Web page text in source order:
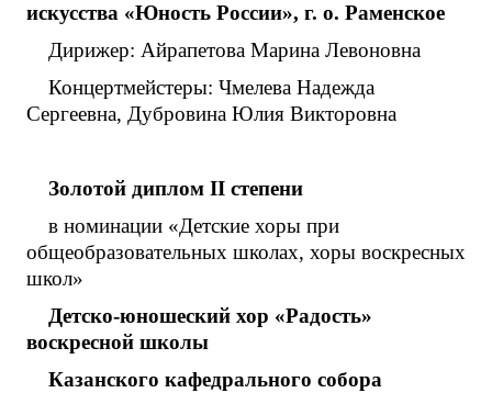
искусства «Юность России», г. о. Раменское
Дирижер: Айрапетова Марина Левоновна
Концертмейстеры: Чмелева Надежда
Сергеевна, Дубровина Юлия Викторовна
Золотой диплом II степени
в номинации «Детские хоры при
общеобразовательных школах, хоры воскресных
школ»
Детско-юношеский хор «Радость»
воскресной школы
Казанского кафедрального собора